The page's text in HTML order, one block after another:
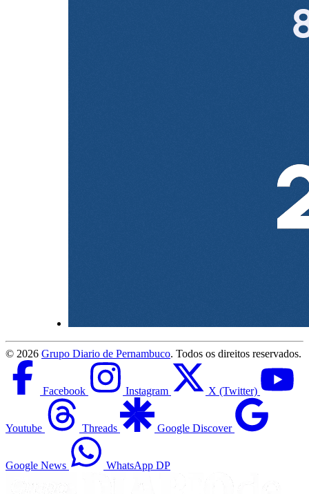
© 2026 Grupo Diario de Pernambuco. Todos os direitos reservados.
Facebook Instagram X (Twitter)
Youtube Threads Google Discover
Google News WhatsApp DP